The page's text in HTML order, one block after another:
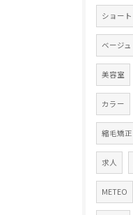
ショート
ベージュ
美容室
カラー
縮毛矯正
求人
METEO